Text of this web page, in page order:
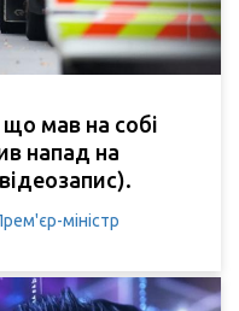
мав на собі
напад на
міністр